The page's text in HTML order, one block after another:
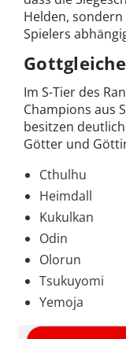
Helden,
Spielers
Im S-Tier des
Champions aus
besitzen
Götter und
Cthulhu
Heimdall
Kukulkan
Odin
Olorun
Tsukuyomi
Yemoja